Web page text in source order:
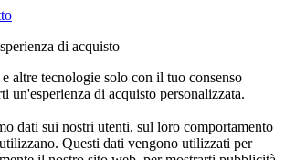
di acquisto
altre tecnologie solo con il tuo consenso
un'esperienza di acquisto personalizzata.
dati sui nostri utenti, sul loro comportamento
Questi dati vengono utilizzati per